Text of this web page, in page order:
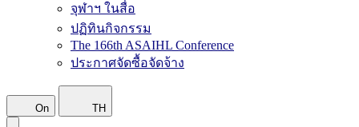
จุฬาฯ ในสื่อ
ปฏิทินกิจกรรม
The 166th ASAIHL Conference
ประกาศจัดซื้อจัดจ้าง
On TH